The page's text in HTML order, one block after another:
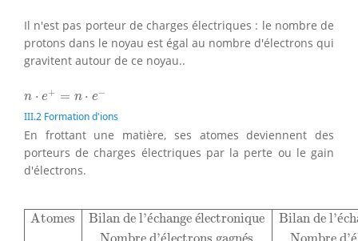
Il n'est pas porteur de charges électriques : le nombre de
protons dans le noyau est égal au nombre d'électrons qui
gravitent autour de ce noyau..
n ⋅ e+ = n ⋅ e−
+=
III.2 Formation d'ions
En frottant une matière, ses atomes deviennent des
porteurs de charges électriques par la perte ou le gain
d'électrons.
Atomes Bilan de l'échange électronique Bilan de l'é
AtomesBilan de l'échange électroniqueBilan de